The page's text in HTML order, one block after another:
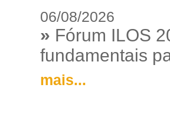
06/08/2026
» Fórum ILOS
fundamentais
mais...